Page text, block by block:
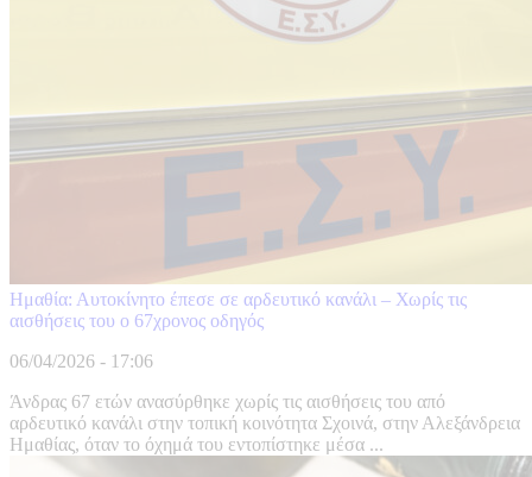
Ημαθία: Αυτοκίνητο έπεσε σε αρδευτικό κανάλι – Χωρίς τις
αισθήσεις του ο 67χρονος οδηγός
06/04/2026 - 17:06
Άνδρας 67 ετών ανασύρθηκε χωρίς τις αισθήσεις του από
αρδευτικό κανάλι στην τοπική κοινότητα Σχοινά, στην Αλεξάνδρεια
Ημαθίας, όταν το όχημά του εντοπίστηκε μέσα ...